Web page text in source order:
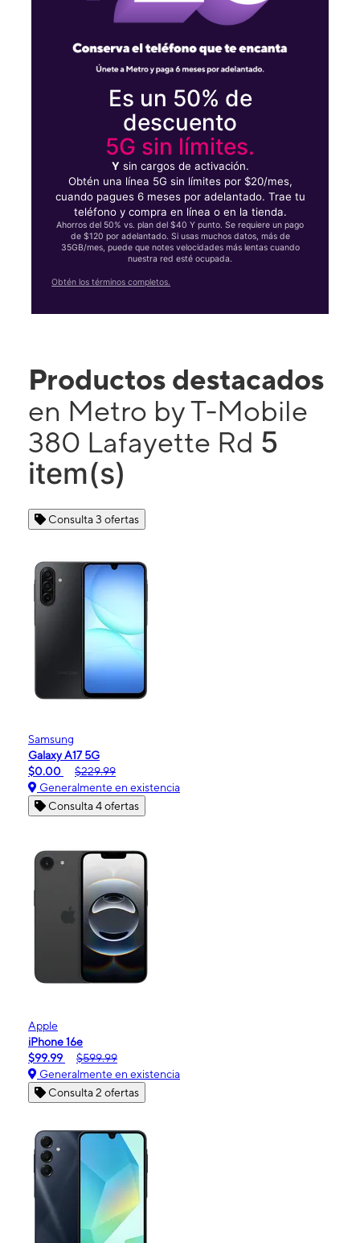
Es un 50% de
descuento
5G sin límites.
Ysin cargos de activación.
Obtén una línea 5G sin límites por $20/mes,
cuando pagues 6 meses por adelantado. Trae tu
teléfono y compra en línea o en la tienda.
Ahorros del 50% vs. plan del $40 Y punto. Se requiere un pago
de $120 por adelantado. Si usas muchos datos, más de
35GB/mes, puede que notes velocidades más lentas cuando
nuestra red esté ocupada.
Obtén los términos completos.
Productos destacados
en Metro by T-Mobile
380 Lafayette Rd 5
item(s)
Consulta 3 ofertas
Samsung
Galaxy A17 5G
$0.00
$229.99
Generalmente en existencia
Consulta 4 ofertas
Apple
iPhone 16e
$99.99
$599.99
Generalmente en existencia
Consulta 2 ofertas